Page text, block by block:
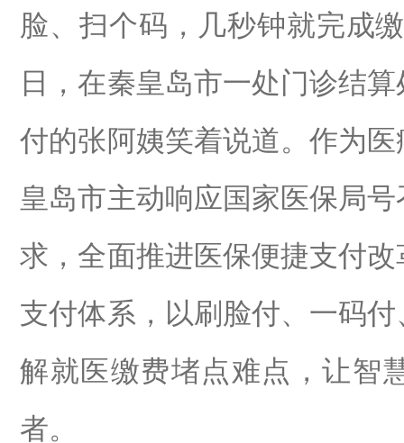
脸、扫个码，几秒钟就完成
日，在秦皇岛市一处门诊结
付的张阿姨笑着说道。作为
皇岛市主动响应国家医保局
求，全面推进医保便捷支付
支付体系，以刷脸付、一码
解就医缴费堵点难点，让智
者。